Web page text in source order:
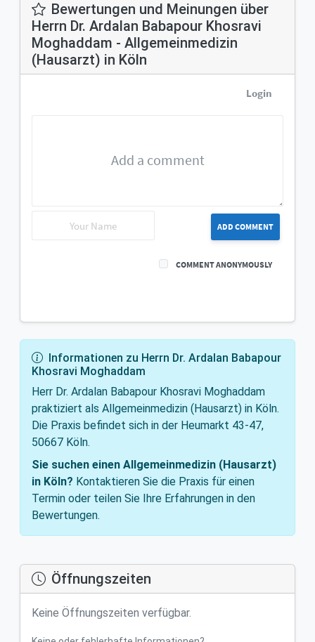
Bewertungen und Meinungen über
Herrn Dr. Ardalan Babapour Khosravi
Moghaddam - Allgemeinmedizin
(Hausarzt) in Köln
Login
ADD COMMENT
COMMENT ANONYMOUSLY
Informationen zu Herrn Dr. Ardalan Babapour
Khosravi Moghaddam
Herr Dr. Ardalan Babapour Khosravi Moghaddam
praktiziert als Allgemeinmedizin (Hausarzt) in Köln.
Die Praxis befindet sich in der Heumarkt 43-47,
50667 Köln.
Sie suchen einen Allgemeinmedizin (Hausarzt)
in Köln? Kontaktieren Sie die Praxis für einen
Termin oder teilen Sie Ihre Erfahrungen in den
Bewertungen.
Öffnungszeiten
Keine Öffnungszeiten verfügbar.